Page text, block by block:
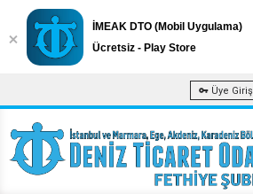
Üye Giriş
İMEAK DTO (Mobil Uygulama)
Ücretsiz - Play Store